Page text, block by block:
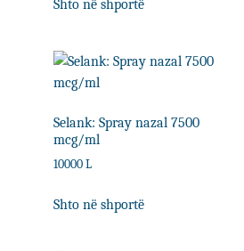
Shto në shportë
Selank: Spray nazal 7500
mcg/ml
10000 L
Shto në shportë